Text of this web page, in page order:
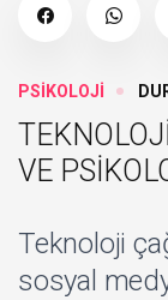
PSİKOLOJİ
VE
Teknoloji
sosyal